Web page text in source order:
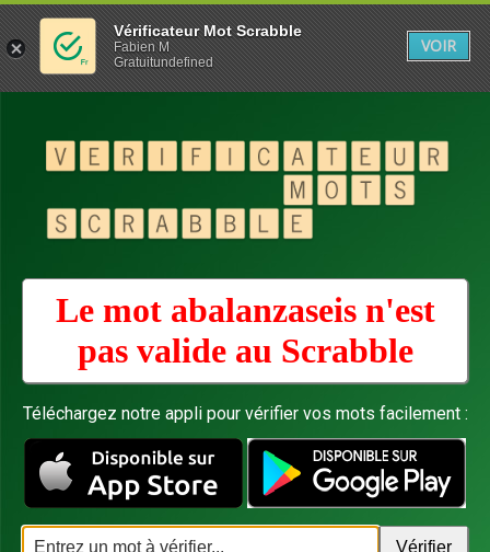
Le mot abalanzaseis n'est
pas valide au Scrabble
Téléchargez notre appli pour vérifier vos mots facilement :
Vérificateur Mot Scrabble
Fabien M
Gratuitundefined
VOIR